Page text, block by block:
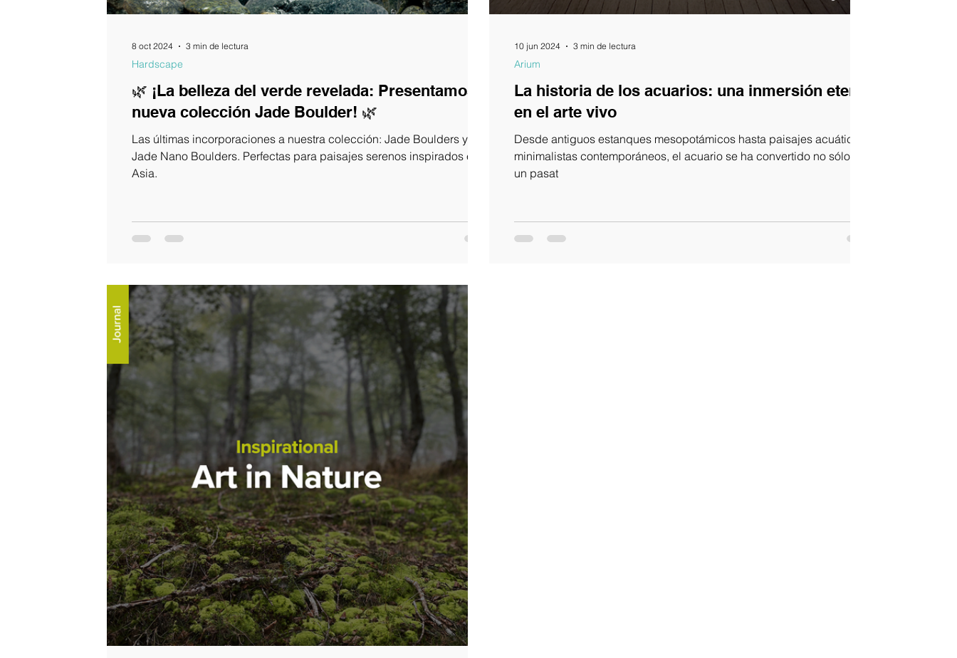
🌿 ¡La belleza del verde revelada: Presentamos la
nueva colección Jade Boulder! 🌿
Las últimas incorporaciones a nuestra colección: Jade Boulders y
Jade Nano Boulders. Perfectas para paisajes serenos inspirados en
Asia.
Hardscape
8 oct 2024 3 min de lectura
La historia de los acuarios: una inmersión eterna
en el arte vivo
Desde antiguos estanques mesopotámicos hasta paisajes acuáticos
minimalistas contemporáneos, el acuario se ha convertido no sólo en
un pasat
Arium
10 jun 2024 3 min de lectura